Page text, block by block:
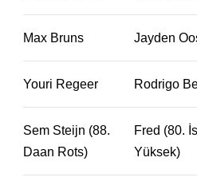
Max Bruns Jayden
Youri Regeer Rodrigo
Sem Steijn (88.
Daan Rots)
Fred (80.
Yüksek)